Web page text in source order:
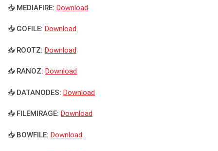
📥 MEDIAFIRE: Download
📥 GOFILE: Download
📥 ROOTZ: Download
📥 RANOZ: Download
📥 DATANODES: Download
📥 FILEMIRAGE: Download
📥 BOWFILE: Download